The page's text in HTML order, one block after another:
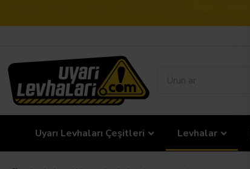
Uyarı Levhaları Çeşitleri Levhalar